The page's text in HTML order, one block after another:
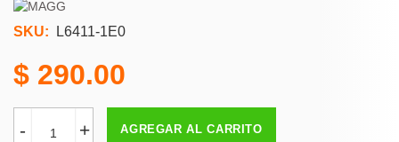
SKU: L6411-1E0
290.00
- + AGREGAR AL CARRITO